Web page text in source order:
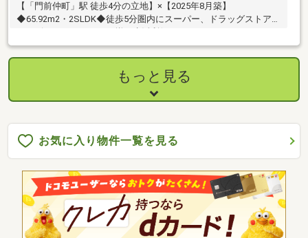
【「門前仲町」駅 徒歩4分の立地】×【2025年8月築】
◆65.92m2・2SLDK◆徒歩5分圏内にスーパー、ドラッグストア、
もっと見る
お気に入り物件一覧を見る